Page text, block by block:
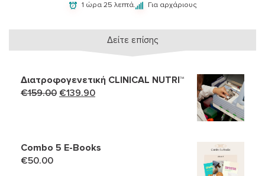
1 ώρα 25 λεπτά. Για αρχάριους
Δείτε επίσης
Διατροφογενετική CLINICAL NUTRI™
€159.00 Original
€139.90Η
€139.90.
Combo 5 Ε-Books
€50.00